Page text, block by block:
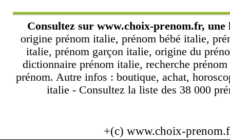
Consultez sur www.choix-prenom.fr, une
origine prénom italie, prénom bébé italie,
italie, prénom garçon italie, origine du
dictionnaire prénom italie, recherche
prénom. Autre infos : boutique, achat,
italie - Consultez la liste des 38 000
+(c) www.choix-